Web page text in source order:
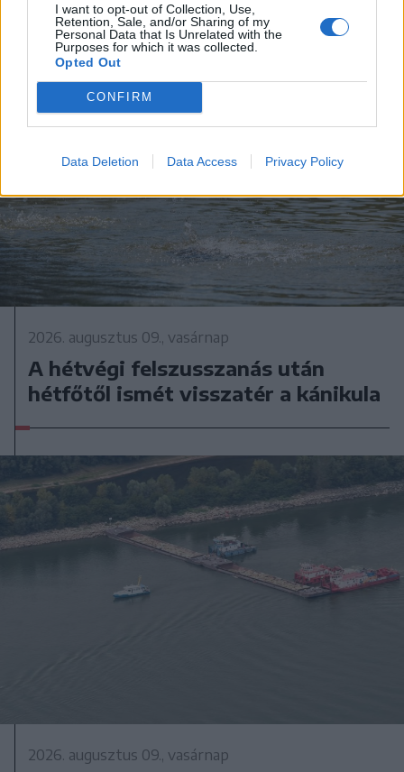
I want to opt-out of Collection, Use,
Retention, Sale, and/or Sharing of my
Personal Data that Is Unrelated with the
Purposes for which it was collected.
Opted Out
CONFIRM
Data Deletion Data Access Privacy Policy
2026. augusztus 09., vasárnap
A hétvégi felszusszanás után
hétfőtől ismét visszatér a kánikula
2026. augusztus 09., vasárnap